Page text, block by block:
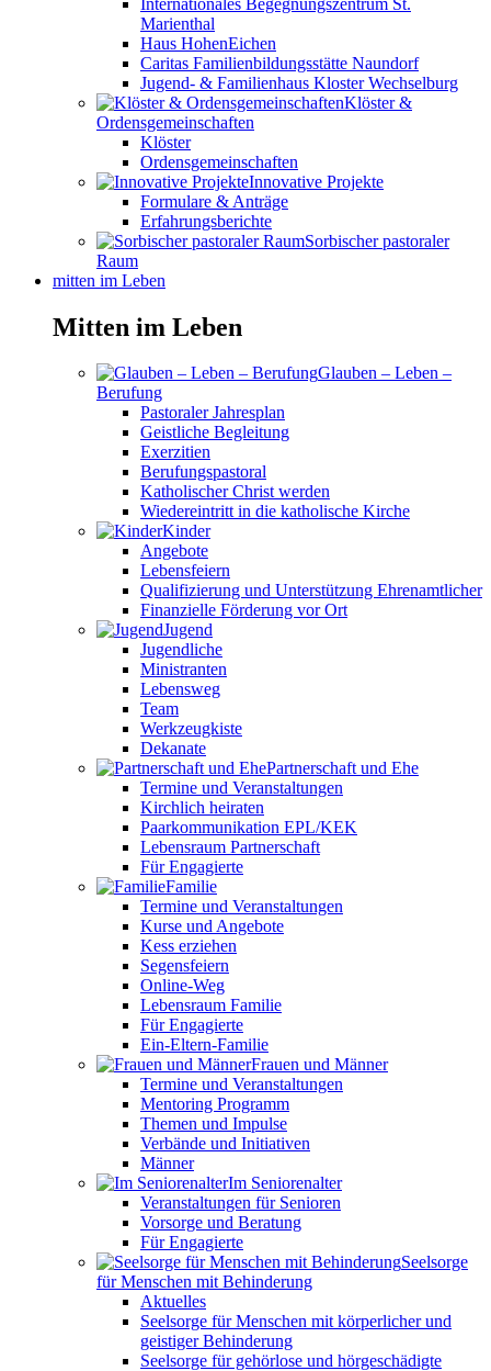
Marienthal
Haus HohenEichen
Caritas Familienbildungsstätte Naundorf
Jugend- & Familienhaus Kloster Wechselburg
Klöster &
Ordensgemeinschaften
Klöster
Ordensgemeinschaften
Innovative Projekte
Formulare & Anträge
Erfahrungsberichte
Sorbischer pastoraler
Raum
mitten im Leben
Mitten im Leben
Glauben – Leben –
Berufung
Pastoraler Jahresplan
Geistliche Begleitung
Exerzitien
Berufungspastoral
Katholischer Christ werden
Wiedereintritt in die katholische Kirche
Kinder
Angebote
Lebensfeiern
Qualifizierung und Unterstützung Ehrenamtlicher
Finanzielle Förderung vor Ort
Jugend
Jugendliche
Ministranten
Lebensweg
Team
Werkzeugkiste
Dekanate
Partnerschaft und Ehe
Termine und Veranstaltungen
Kirchlich heiraten
Paarkommunikation EPL/KEK
Lebensraum Partnerschaft
Für Engagierte
Familie
Termine und Veranstaltungen
Kurse und Angebote
Kess erziehen
Segensfeiern
Online-Weg
Lebensraum Familie
Für Engagierte
Ein-Eltern-Familie
Frauen und Männer
Termine und Veranstaltungen
Mentoring Programm
Themen und Impulse
Verbände und Initiativen
Männer
Im Seniorenalter
Veranstaltungen für Senioren
Vorsorge und Beratung
Für Engagierte
Seelsorge
für Menschen mit Behinderung
Aktuelles
Seelsorge für Menschen mit körperlicher und
geistiger Behinderung
Seelsorge für gehörlose und hörgeschädigte